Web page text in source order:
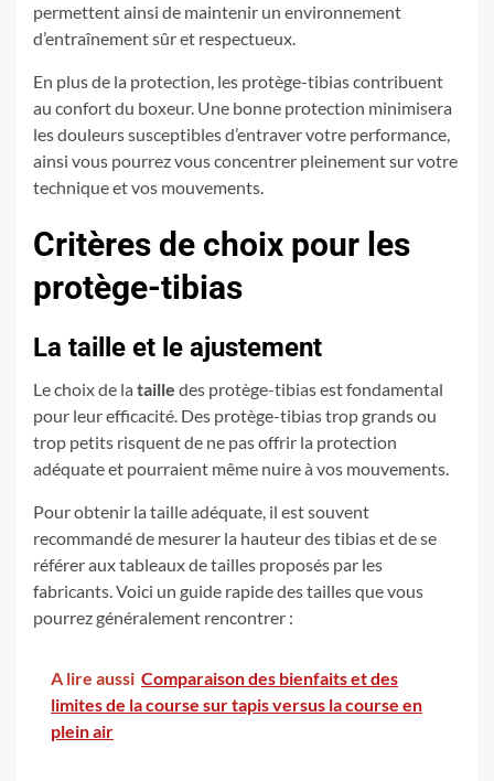
permettent ainsi de maintenir un environnement
d’entraînement sûr et respectueux.
En plus de la protection, les protège-tibias contribuent
au confort du boxeur. Une bonne protection minimisera
les douleurs susceptibles d’entraver votre performance,
ainsi vous pourrez vous concentrer pleinement sur votre
technique et vos mouvements.
Critères de choix pour les
protège-tibias
La taille et le ajustement
Le choix de la taille des protège-tibias est fondamental
pour leur efficacité. Des protège-tibias trop grands ou
trop petits risquent de ne pas offrir la protection
adéquate et pourraient même nuire à vos mouvements.
Pour obtenir la taille adéquate, il est souvent
recommandé de mesurer la hauteur des tibias et de se
référer aux tableaux de tailles proposés par les
fabricants. Voici un guide rapide des tailles que vous
pourrez généralement rencontrer :
A lire aussi Comparaison des bienfaits et des
limites de la course sur tapis versus la course en
plein air